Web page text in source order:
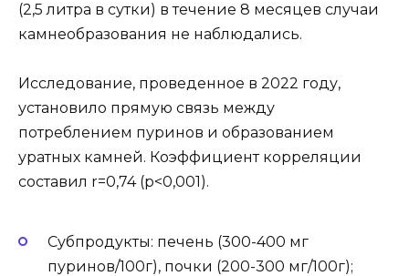
(2,5 литра в сутки) в течение 8 месяцев случаи
камнеобразования не наблюдались.
Исследование, проведенное в 2022 году,
установило прямую связь между
потреблением пуринов и образованием
уратных камней. Коэффициент корреляции
составил r=0,74 (p<0,001).
Субпродукты: печень (300-400 мг
пуринов/100г), почки (200-300 мг/100г);